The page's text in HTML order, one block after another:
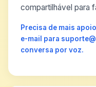
compartilhável para
Precisa de mais
e-mail para
conversa por voz.